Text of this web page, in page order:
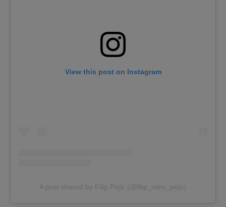
View this post on Instagram
A post shared by Filip Pejic (@filip_nitro_pejic)